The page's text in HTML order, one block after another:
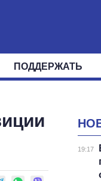
МИР
ОКРУГА
ПОДДЕРЖАТЬ
19:17